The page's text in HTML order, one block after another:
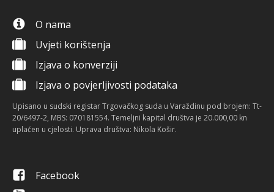
O nama
Uvjeti korištenja
Izjava o konverziji
Izjava o povjerljivosti podataka
Upisano u sudski registar Trgovačkog suda u Varaždinu pod brojem: Tt-
20/6497-2, MBS: 070181554. Temeljni kapital društva je 20.000,00 kn
uplaćen u cjelosti. Uprava društva: Nikola Košir.
Facebook